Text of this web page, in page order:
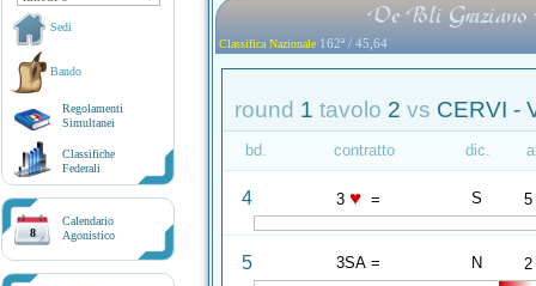
Sedi
Bando
Regolamenti
Simultanei
Classifiche
Federali
8
Calendario
Agonistico
De Poli
Classifica Nazionale 162ª / 45,64
round 1 tavolo 2 vs CERVI -
bd. contratto dic.
4 3 ♥ = S 5
5 3SA = N 2